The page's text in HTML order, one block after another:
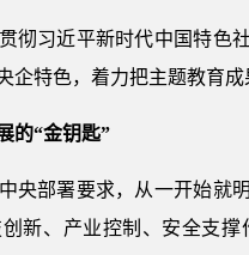
彻习近平新时代中国特色
企特色，着力把主题教育
的“金钥匙”
央部署要求，从一开始就
新、产业控制、安全支